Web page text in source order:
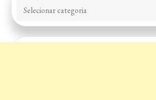
Categorias